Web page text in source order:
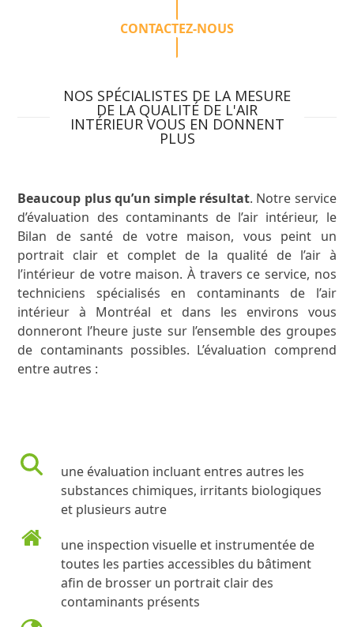
CONTACTEZ-NOUS
NOS SPÉCIALISTES DE LA MESURE
DE LA QUALITÉ DE L'AIR
INTÉRIEUR VOUS EN DONNENT
PLUS
Beaucoup plus qu’un simple résultat. Notre service
d’évaluation des contaminants de l’air intérieur, le
Bilan de santé de votre maison, vous peint un
portrait clair et complet de la qualité de l’air à
l’intérieur de votre maison. À travers ce service, nos
techniciens spécialisés en contaminants de l’air
intérieur à Montréal et dans les environs vous
donneront l’heure juste sur l’ensemble des groupes
de contaminants possibles. L’évaluation comprend
entre autres :
une évaluation incluant entres autres les
substances chimiques, irritants biologiques
et plusieurs autre
une inspection visuelle et instrumentée de
toutes les parties accessibles du bâtiment
afin de brosser un portrait clair des
contaminants présents